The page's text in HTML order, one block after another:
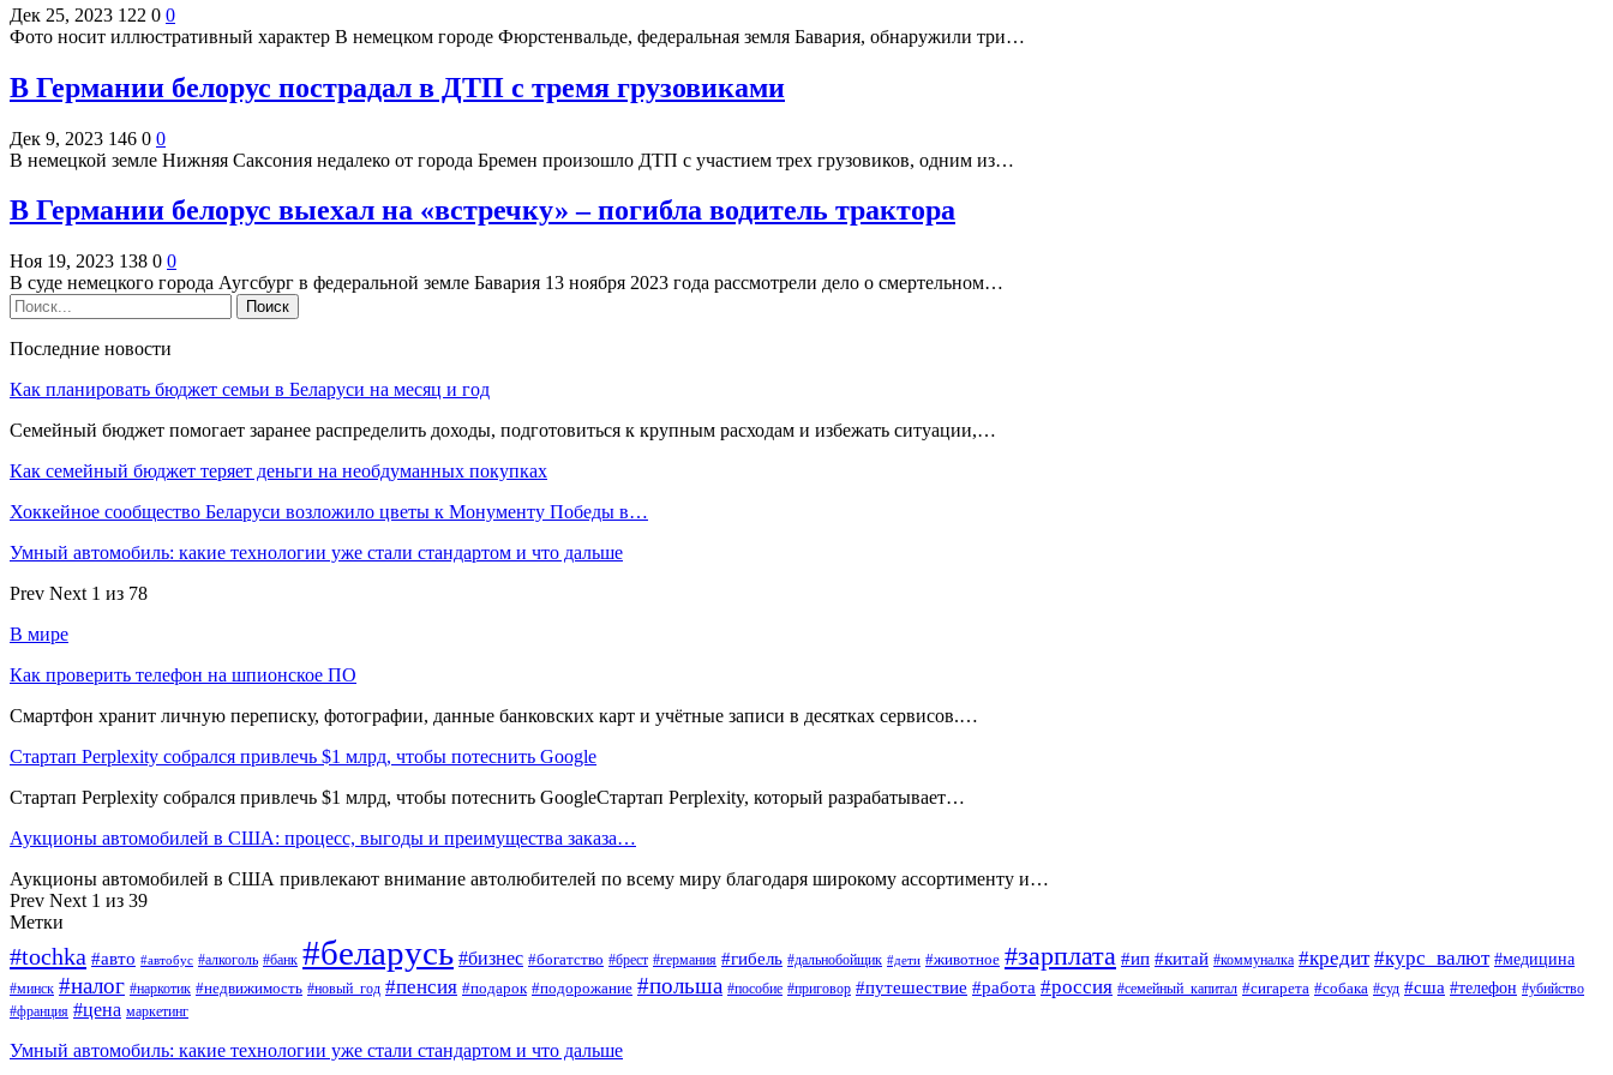
Дек 25, 2023 122 0 0
Фото носит иллюстративный характер В немецком городе Фюрстенвальде, федеральная земля Бавария, обнаружили три…
В Германии белорус пострадал в ДТП с тремя грузовиками
Дек 9, 2023 146 0 0
В немецкой земле Нижняя Саксония недалеко от города Бремен произошло ДТП с участием трех грузовиков, одним из…
В Германии белорус выехал на «встречку» – погибла водитель трактора
Ноя 19, 2023 138 0 0
В суде немецкого города Аугсбург в федеральной земле Бавария 13 ноября 2023 года рассмотрели дело о смертельном…
Последние новости
Как планировать бюджет семьи в Беларуси на месяц и год
Семейный бюджет помогает заранее распределить доходы, подготовиться к крупным расходам и избежать ситуации,…
Как семейный бюджет теряет деньги на необдуманных покупках
Хоккейное сообщество Беларуси возложило цветы к Монументу Победы в…
Умный автомобиль: какие технологии уже стали стандартом и что дальше
Prev Next 1 из 78
В мире
Как проверить телефон на шпионское ПО
Смартфон хранит личную переписку, фотографии, данные банковских карт и учётные записи в десятках сервисов.…
Стартап Perplexity собрался привлечь $1 млрд, чтобы потеснить Google
Стартап Perplexity собрался привлечь $1 млрд, чтобы потеснить GoogleСтартап Perplexity, который разрабатывает…
Аукционы автомобилей в США: процесс, выгоды и преимущества заказа…
Аукционы автомобилей в США привлекают внимание автолюбителей по всему миру благодаря широкому ассортименту и…
Prev Next 1 из 39
Метки
#tochka #авто #автобус #алкоголь #банк #беларусь #бизнес #богатство #брест #германия #гибель #дальнобойщик #дети #животное #зарплата #ип #китай #коммуналка #кредит #курс_валют #медицина
#минск #налог #наркотик #недвижимость #новый_год #пенсия #подарок #подорожание #польша #пособие #приговор #путешествие #работа #россия #семейный_капитал #сигарета #собака #суд #сша #телефон #убийство
#франция #цена маркетинг
Умный автомобиль: какие технологии уже стали стандартом и что дальше